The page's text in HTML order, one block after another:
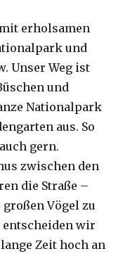
erholsamen
und
Unser Weg ist
und
Nationalpark
aus. So
gern.
zwischen den
die Straße –
Vögel zu
entscheiden wir
Zeit hoch an